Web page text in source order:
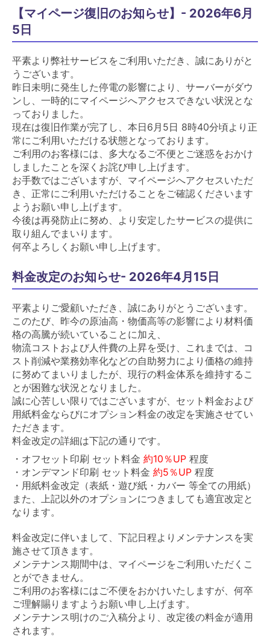
【マイページ復旧のお知らせ】- 2026年6月
5日
平素より弊社サービスをご利用いただき、誠にありがと
うございます。
昨日未明に発生した停電の影響により、サーバーがダウ
ンし、一時的にマイページへアクセスできない状況とな
っておりました。
現在は復旧作業が完了し、本日6月5日 8時40分頃より正
常にご利用いただける状態となっております。
ご利用のお客様には、多大なるご不便とご迷惑をおかけ
しましたことを深くお詫び申し上げます。
お手数ではございますが、マイページへアクセスいただ
き、正常にご利用いただけることをご確認くださいます
ようお願い申し上げます。
今後は再発防止に努め、より安定したサービスの提供に
取り組んでまいります。
何卒よろしくお願い申し上げます。
料金改定のお知らせ- 2026年4月15日
平素よりご愛顧いただき、誠にありがとうございます。
このたび、昨今の原油高・物価高等の影響により材料価
格の高騰が続いていることに加え、
物流コストおよび人件費の上昇を受け、これまでは、コ
スト削減や業務効率化などの自助努力により価格の維持
に努めてまいりましたが、現行の料金体系を維持するこ
とが困難な状況となりました。
誠に心苦しい限りではございますが、セット料金および
用紙料金ならびにオプション料金の改定を実施させてい
ただきます。
料金改定の詳細は下記の通りです。
・オフセット印刷 セット料金 約10％UP 程度
・オンデマンド印刷 セット料金 約5％UP 程度
・用紙料金改定（表紙・遊び紙・カバー 等全ての用紙）
また、上記以外のオプションにつきましても適宜改定と
なります。
料金改定に伴いまして、下記日程よりメンテナンスを実
施させて頂きます。
メンテナンス期間中は、マイページをご利用いただくこ
とができません。
ご利用のお客様にはご不便をおかけいたしますが、何卒
ご理解賜りますようお願い申し上げます。
メンテナンス明けのご入稿分より、改定後の料金が適用
されます。